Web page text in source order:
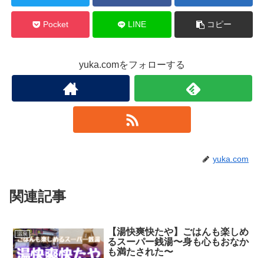
Pocket LINE コピー
yuka.comをフォローする
yuka.com
関連記事
温泉
【湯快爽快たや】ごはんも楽しめ
るスーパー銭湯〜身も心もおなか
も満たされた〜